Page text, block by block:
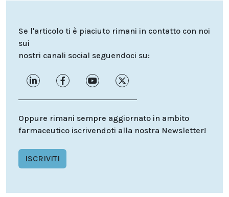
Se l'articolo ti è piaciuto rimani in contatto con noi
sui
nostri canali social seguendoci su:
Oppure rimani sempre aggiornato in ambito
farmaceutico iscrivendoti alla nostra Newsletter!
ISCRIVITI